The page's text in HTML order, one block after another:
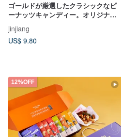
ゴールドが厳選したクラシックなピ
ーナッツキャンディー。オリジナル
です。
jinjiang
US$ 9.80
12%OFF